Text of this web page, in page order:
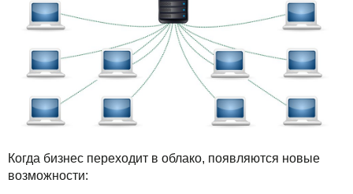
Когда бизнес переходит в облако, появляются новые
возможности: